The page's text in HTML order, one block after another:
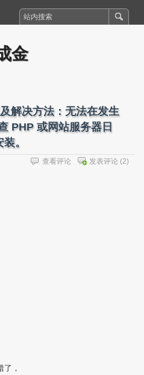
金
解决方法：无法在发生
PHP 或网站服务器日
。
发表评论 (2)
查看评论
了，